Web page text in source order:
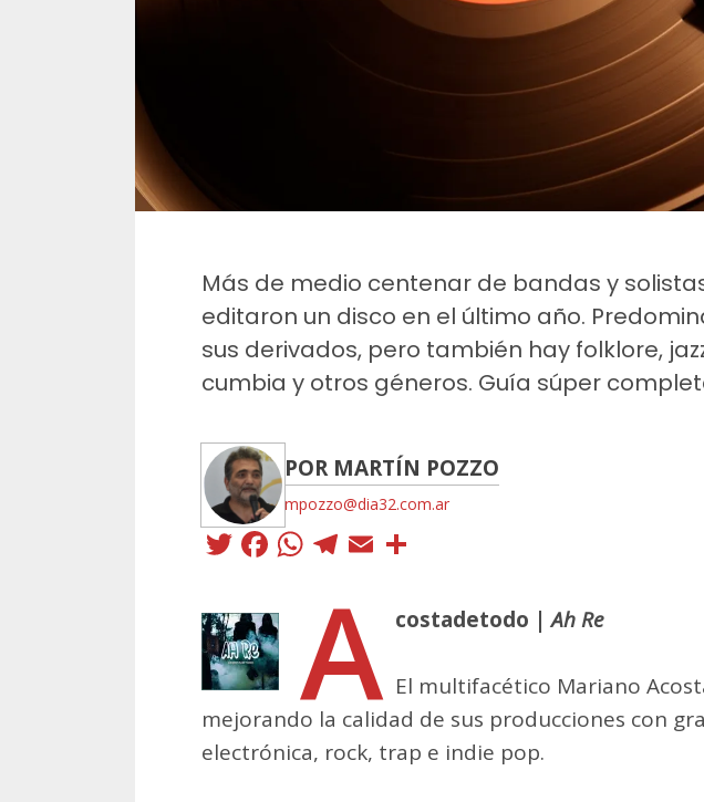
Más de medio centenar de bandas y
editaron un disco en el último año.
sus derivados, pero también hay folklore,
cumbia y otros géneros. Guía súper
POR MARTÍN POZZO
mpozzo@dia32.com.ar
Twitter
Facebook
WhatsApp
Telegram
Email
A costadetodo |Ah Re
El multifacético Mariano
mejorando la calidad de sus producciones con
electrónica, rock, trap e indie pop.